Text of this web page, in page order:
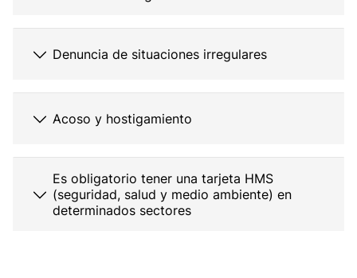
Denuncia de situaciones irregulares
Acoso y hostigamiento
Es obligatorio tener una tarjeta HMS
(seguridad, salud y medio ambiente) en
determinados sectores